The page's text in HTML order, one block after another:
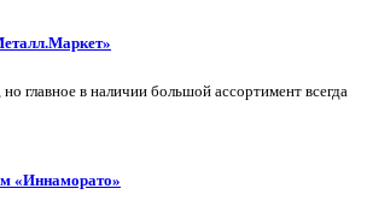
главное в наличии большой ассортимент всегда
«Иннаморато»